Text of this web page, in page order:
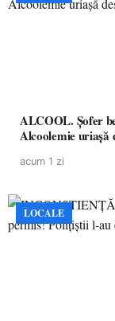
ALCOOL. Șofer
Alcoolemie uriașă
acum 1 zi
LOCALE